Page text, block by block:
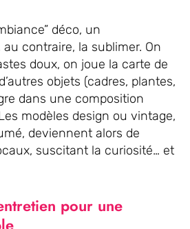
déco, un
contraire, la sublimer. On
doux, on joue la carte de
objets (cadres, plantes,
dans une composition
modèles design ou vintage,
deviennent alors de
suscitant la curiosité… et
pour une